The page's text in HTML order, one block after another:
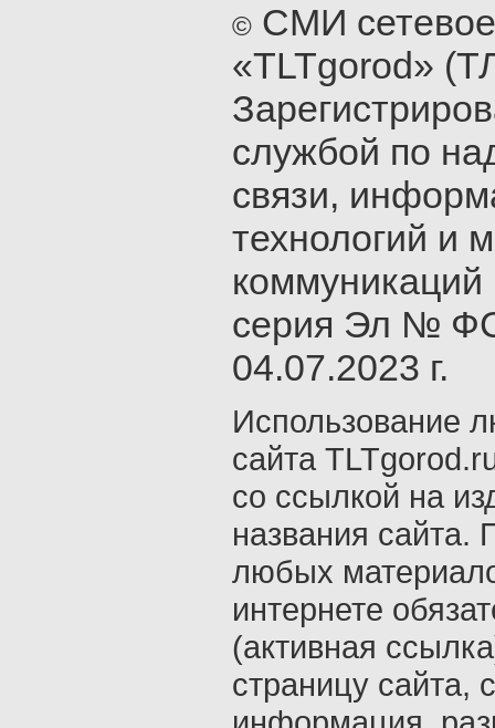
© СМИ
«TLTgorod»
службой по
связи,
технологий и
серия Эл №
04.07.2023 г.
Использование
сайта
со ссылкой на
названия сайта.
любых
интернете
(активная
страницу сайта,